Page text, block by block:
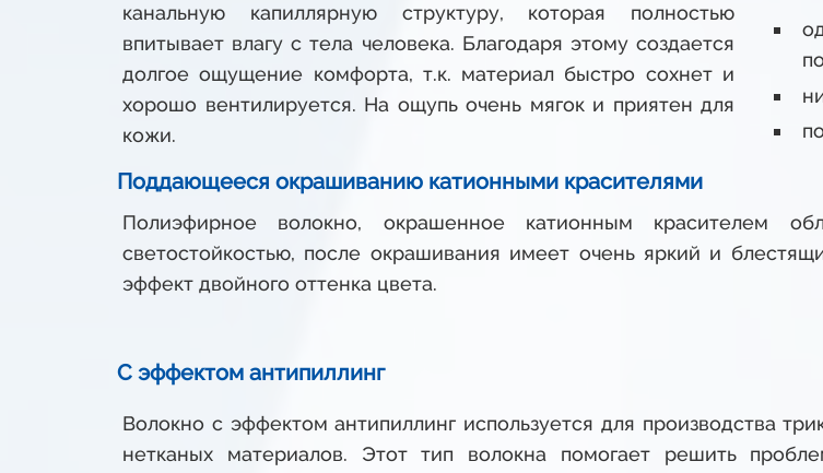
канальную капиллярную структуру, которая полностью
впитывает влагу с тела человека. Благодаря этому создается
долгое ощущение комфорта, т.к. материал быстро сохнет и
хорошо вентилируется. На ощупь очень мягок и приятен для
кожи.
Поддающееся окрашиванию катионными красителями
Полиэфирное волокно, окрашенное катионным красителем
светостойкостью, после окрашивания имеет очень яркий и
эффект двойного оттенка цвета.
С эффектом антипиллинг
Волокно с эффектом антипиллинг используется для производства
нетканых материалов. Этот тип волокна помогает решить